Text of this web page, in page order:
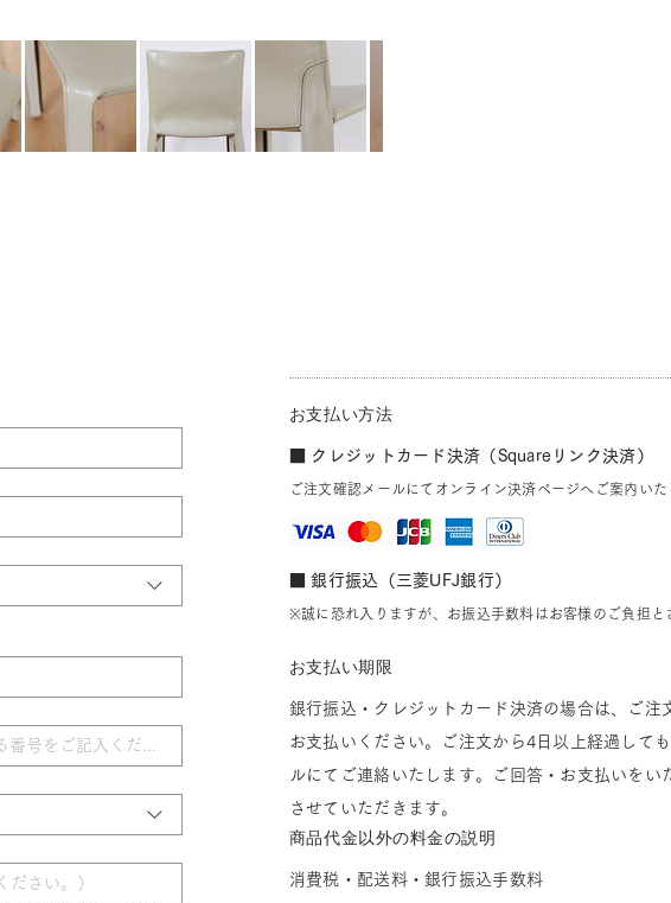
お支払い方法
■ クレジットカード決済（Squareリンク決済）
ご注文確認メールにてオンライン決済ページへご案内いた
■ 銀行振込（三菱UFJ銀行）
※誠に恐れ入りますが、お振込手数料はお客様のご負担と
お支払い期限
銀行振込・クレジットカード決済の場合は、ご注
お支払いください。ご注文から4日以上経過して
ルにてご連絡いたします。ご回答・お支払いをい
させていただきます。
商品代金以外の料金の説明
消費税・配送料・銀行振込手数料